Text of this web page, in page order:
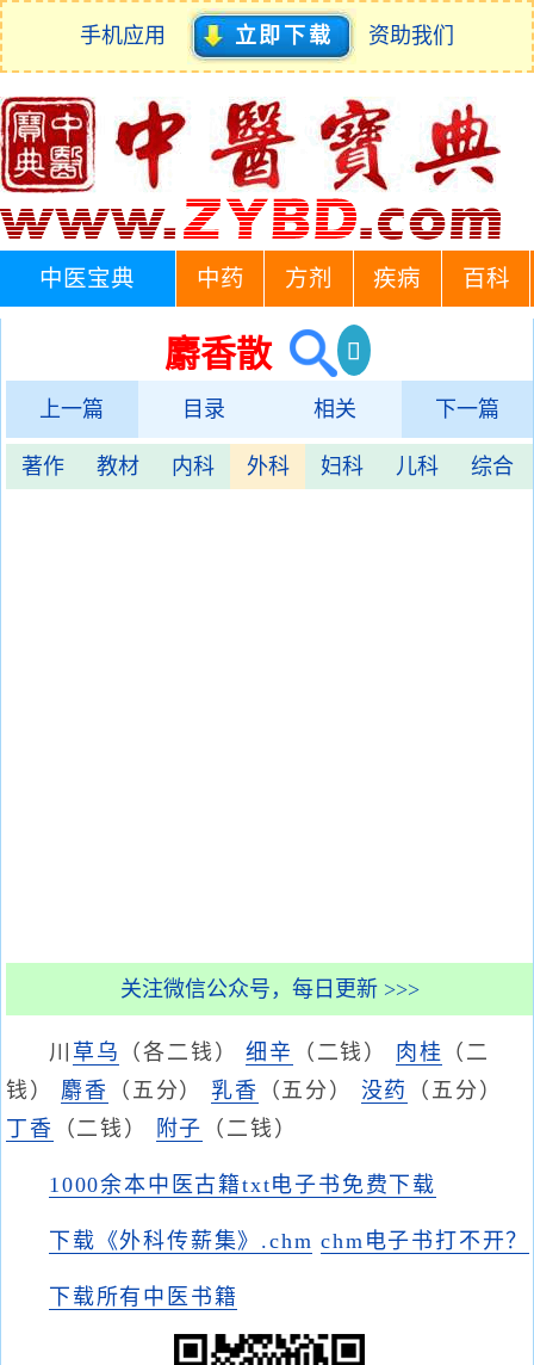
手机应用 立即下载 资助我们
中医宝典 中药 方剂 疾病 百科
麝香散
上一篇 目录 相关 下一篇
著作 教材 内科 外科 妇科 儿科 综合
关注微信公众号，每日更新 >>>
川 草乌 （各二钱）细辛 （二钱） 肉桂
（二
钱） 麝香 （五分）乳香 （五分） 没药
（五分）
丁香 （二钱） 附子 （二钱）
1000余本中医古籍txt电子书免费下载
下载《外科传薪集》.chm chm电子书打不开？
下载所有中医书籍